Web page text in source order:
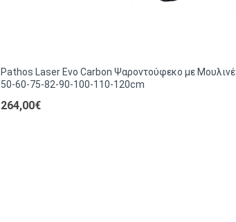
Pathos Laser Evo Carbon Ψαροντούφεκο με Μουλινέ
50-60-75-82-90-100-110-120cm
264,00€